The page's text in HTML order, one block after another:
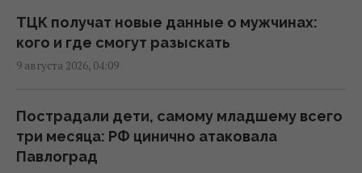
20:50 суббота, 08 августа 2026
Маск не разрешил Украине использовать
19:19 суббота, 08 августа 2026
Пессимизм вернулся в Украину: аналитик
ТЦК получат новые данные о мужчинах:
кого и где смогут разыскать
9 августа 2026, 04:09
Пострадали дети, самому младшему всего
три месяца: РФ цинично атаковала
Павлоград